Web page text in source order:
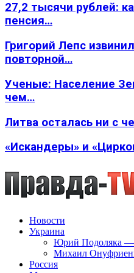
27,2 тысячи рублей:
пенсия…
Григорий Лепс
повторной…
Ученые: Население
чем…
Литва осталась ни с
«Искандеры» и
Новости
Украина
Юрий Подоляка
Михаил
Россия